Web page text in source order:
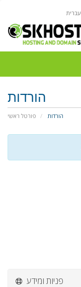
הורדות
פורטל ראשי הורדות
פניות ומידע